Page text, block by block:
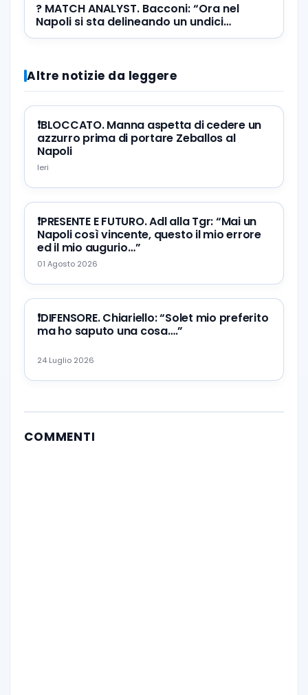
? MATCH ANALYST. Bacconi: “Ora nel
Napoli si sta delineando un undici
titolare”
Altre notizie da leggere
❗️BLOCCATO. Manna aspetta di cedere un
azzurro prima di portare Zeballos al
Napoli
Ieri
❗️PRESENTE E FUTURO. Adl alla Tgr: “Mai un
Napoli così vincente, questo il mio errore
ed il mio augurio…”
01 Agosto 2026
❗️DIFENSORE. Chiariello: “Solet mio preferito
ma ho saputo una cosa….”
24 Luglio 2026
COMMENTI